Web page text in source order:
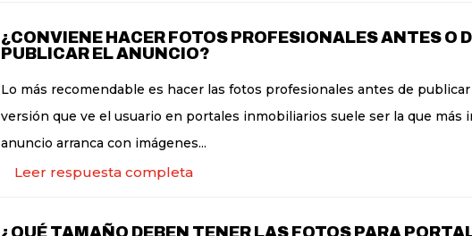
¿CONVIENE HACER FOTOS PROFESIONALES ANTES O
PUBLICAR EL ANUNCIO?
Lo más recomendable es hacer las fotos profesionales antes de
versión que ve el usuario en portales inmobiliarios suele ser la que más
anuncio arranca con imágenes...
Leer respuesta completa